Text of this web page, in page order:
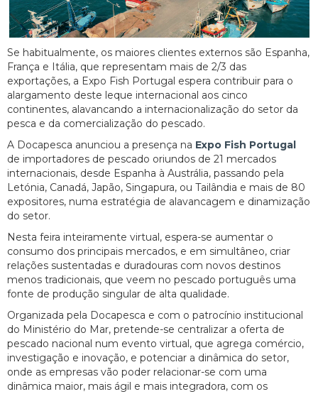
Se habitualmente, os maiores clientes externos são Espanha,
França e Itália, que representam mais de 2/3 das
exportações, a Expo Fish Portugal espera contribuir para o
alargamento deste leque internacional aos cinco
continentes, alavancando a internacionalização do setor da
pesca e da comercialização do pescado.
A Docapesca anunciou a presença na Expo Fish Portugal
de importadores de pescado oriundos de 21 mercados
internacionais, desde Espanha à Austrália, passando pela
Letónia, Canadá, Japão, Singapura, ou Tailândia e mais de 80
expositores, numa estratégia de alavancagem e dinamização
do setor.
Nesta feira inteiramente virtual, espera-se aumentar o
consumo dos principais mercados, e em simultâneo, criar
relações sustentadas e duradouras com novos destinos
menos tradicionais, que veem no pescado português uma
fonte de produção singular de alta qualidade.
Organizada pela Docapesca e com o patrocínio institucional
do Ministério do Mar, pretende-se centralizar a oferta de
pescado nacional num evento virtual, que agrega comércio,
investigação e inovação, e potenciar a dinâmica do setor,
onde as empresas vão poder relacionar-se com uma
dinâmica maior, mais ágil e mais integradora, com os